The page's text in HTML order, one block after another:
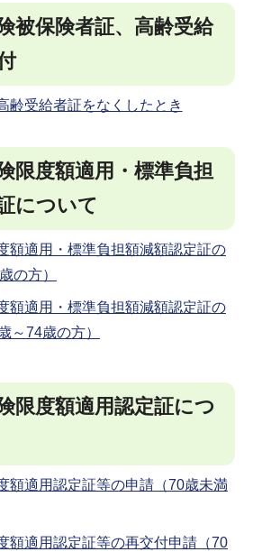
被保険者証、高齢受給
齢受給者証をなくしたとき
限度額適用・標準負担
について
額適用・標準負担額減額認定証の
の方）
額適用・標準負担額減額認定証の
～74歳の方）
限度額適用認定証につ
額適用認定証等の申請（70歳未満
額適用認定証等の再交付申請（70